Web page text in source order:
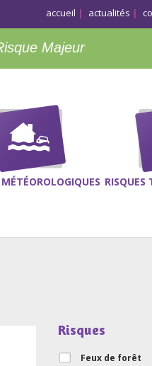
accueil actualités
Majeur
MÉTÉOROLOGIQUES RISQUES
Risques
Feux de forêt